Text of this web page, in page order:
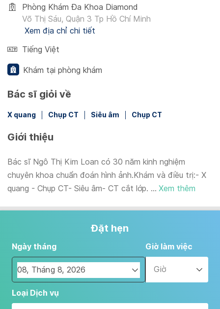
Phòng Khám Đa Khoa Diamond
Võ Thị Sáu, Quận 3 Tp Hồ Chí Minh
Xem địa chỉ chi tiết
Tiếng Việt
Khám tại phòng khám
Bác sĩ giỏi về
X quang Chụp CT Siêu âm Chụp CT
Giới thiệu
Bác sĩ Ngô Thị Kim Loan có 30 năm kinh nghiệm
chuyên khoa chuẩn đoán hình ảnh.Khám và điều trị:- X
quang - Chụp CT- Siêu âm- CT cắt lớp. ... Xem thêm
Đặt hẹn
Ngày tháng
Navigate
forward
Giờ làm việc
Giờ
Loại Dịch vụ